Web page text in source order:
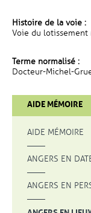
Histoire de la voie :
Voie du lotissement
Terme normalisé :
Docteur-Michel-
AIDE MÉMOIRE
AIDE MÉMOIRE
ANGERS EN
ANGERS EN